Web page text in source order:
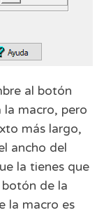
al botón
macro, pero
más largo,
ancho del
la tienes que
de la
la macro es